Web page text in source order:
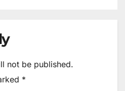
not be published.
*